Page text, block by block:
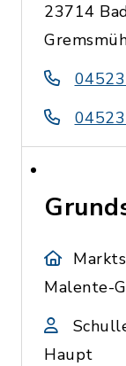
23714
Malente-
Haupt